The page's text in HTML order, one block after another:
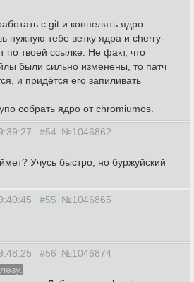
с git и конпелять ядро.
нужную тебе ветку ядра и cherry-
по твоей ссылке. Не факт, что
были сильно изменены, то патч
и придётся его запиливать
собрать ядро от chromiumos.
#54 №1046862
Учусь быстро, но буржуйский
#55 №1046865
#56 №1046874